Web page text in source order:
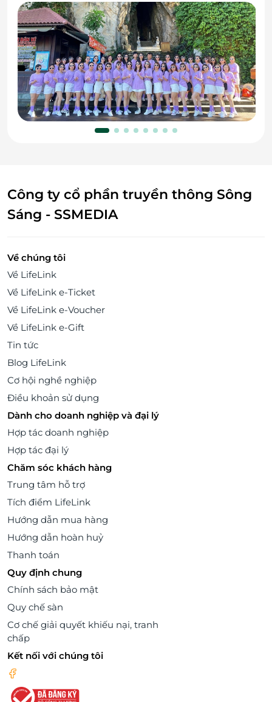
Công ty cổ phần truyền thông Sông
Sáng - SSMEDIA
Về chúng tôi
Về LifeLink
Về LifeLink e-Ticket
Về LifeLink e-Voucher
Về LifeLink e-Gift
Tin tức
Blog LifeLink
Cơ hội nghề nghiệp
Điều khoản sử dụng
Dành cho doanh nghiệp và đại lý
Hợp tác doanh nghiệp
Hợp tác đại lý
Chăm sóc khách hàng
Trung tâm hỗ trợ
Tích điểm LifeLink
Hướng dẫn mua hàng
Hướng dẫn hoàn huỷ
Thanh toán
Quy định chung
Chính sách bảo mật
Quy chế sàn
Cơ chế giải quyết khiếu nại, tranh
chấp
Kết nối với chúng tôi